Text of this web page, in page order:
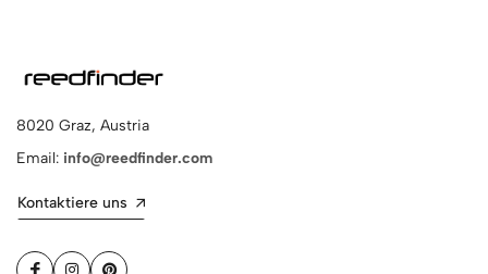
8020 Graz, Austria
Email: info@reedfinder.com
Kontaktiere uns